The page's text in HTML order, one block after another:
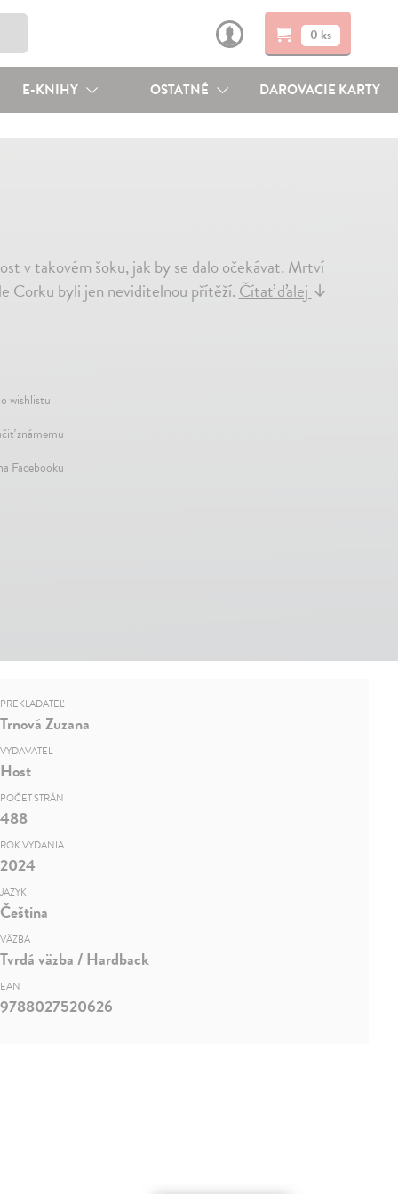
0 ks
E-KNIHY OSTATNÉ DAROVACIE KARTY
v takovém šoku, jak by se dalo očekávat. Mrtví
Corku byli jen neviditelnou přítěží.Čítať ďalej↓
wishlistu
známemu
Facebooku
PREKLADATEĽ
Trnová Zuzana
VYDAVATEĽ
Host
POČET STRÁN
488
ROK VYDANIA
2024
JAZYK
Čeština
VÄZBA
Tvrdá väzba / Hardback
EAN
9788027520626